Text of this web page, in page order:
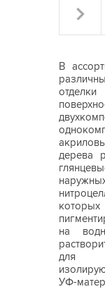
В
дерева
на
для
УФ-